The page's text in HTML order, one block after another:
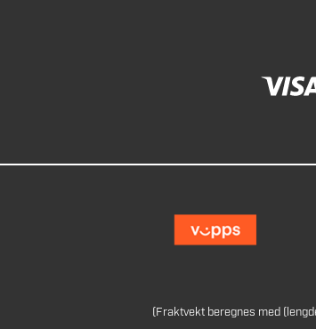
(Fraktvekt beregnes med